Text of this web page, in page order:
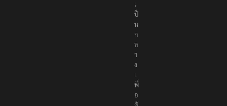
อ
ง
เ
ป็
น
ก
ล
า
ง
เ